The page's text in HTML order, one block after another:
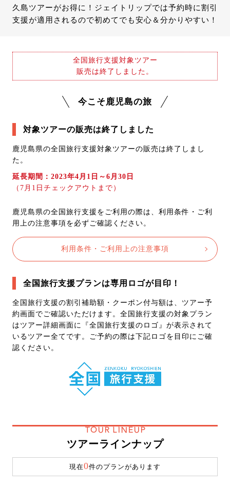
久島ツアーがお得に！ジェイトリップでは予約時に割引
支援が適用されるので初めてでも安心＆分かりやすい！
全国旅行支援対象ツアー
販売は終了しました。
今こそ鹿児島の旅
対象ツアーの販売は終了しました
鹿児島県の全国旅行支援対象ツアーの販売は終了しまし
た。
延長期間：2023年4月1日～6月30日
（7月1日チェックアウトまで）
鹿児島県の全国旅行支援をご利用の際は、利用条件・ご利
用上の注意事項を必ずご確認ください。
利用条件・ご利用上の注意事項
全国旅行支援プランは専用ロゴが目印！
全国旅行支援の割引補助額・クーポン付与額は、ツアー予
約画面でご確認いただけます。全国旅行支援の対象プラン
はツアー詳細画面に『全国旅行支援のロゴ』が表示されて
いるツアー全てです。ご予約の際は下記ロゴを目印にご確
認ください。
TOUR LINEUP
ツアーラインナップ
現在0件のプランがあります